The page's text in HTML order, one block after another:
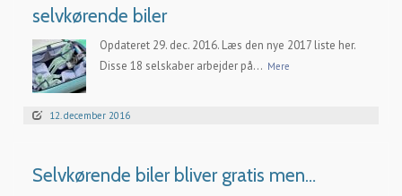
selvkørende biler
Opdateret 29. dec. 2016. Læs den nye 2017 liste her.
Disse 18 selskaber arbejder på... Mere
12. december 2016
Selvkørende biler bliver gratis men…